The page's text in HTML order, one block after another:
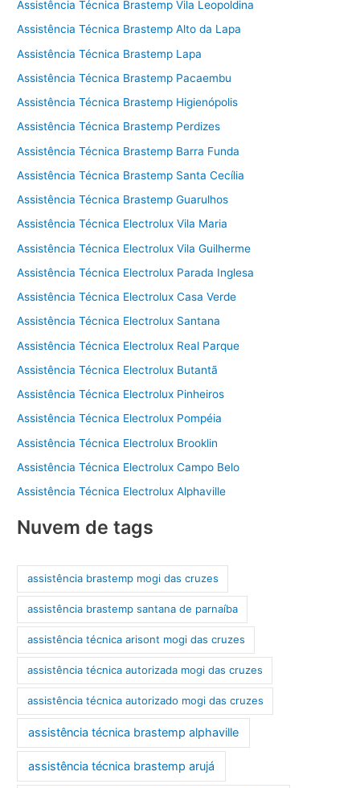
Assistência Técnica Brastemp Vila Leopoldina
Assistência Técnica Brastemp Alto da Lapa
Assistência Técnica Brastemp Lapa
Assistência Técnica Brastemp Pacaembu
Assistência Técnica Brastemp Higienópolis
Assistência Técnica Brastemp Perdizes
Assistência Técnica Brastemp Barra Funda
Assistência Técnica Brastemp Santa Cecília
Assistência Técnica Brastemp Guarulhos
Assistência Técnica Electrolux Vila Maria
Assistência Técnica Electrolux Vila Guilherme
Assistência Técnica Electrolux Parada Inglesa
Assistência Técnica Electrolux Casa Verde
Assistência Técnica Electrolux Santana
Assistência Técnica Electrolux Real Parque
Assistência Técnica Electrolux Butantã
Assistência Técnica Electrolux Pinheiros
Assistência Técnica Electrolux Pompéia
Assistência Técnica Electrolux Brooklin
Assistência Técnica Electrolux Campo Belo
Assistência Técnica Electrolux Alphaville
Nuvem de tags
assistência brastemp mogi das cruzes
assistência brastemp santana de parnaíba
assistência técnica arisont mogi das cruzes
assistência técnica autorizada mogi das cruzes
assistência técnica autorizado mogi das cruzes
assistência técnica brastemp alphaville
assistência técnica brastemp arujá